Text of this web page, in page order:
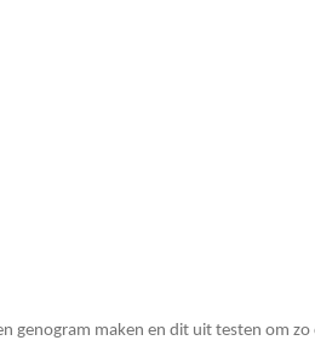
genogram maken en dit uit testen om